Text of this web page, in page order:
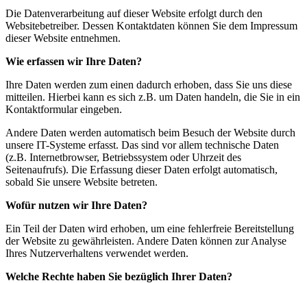
Die Datenverarbeitung auf dieser Website erfolgt durch den
Websitebetreiber. Dessen Kontaktdaten können Sie dem Impressum
dieser Website entnehmen.
Wie erfassen wir Ihre Daten?
Ihre Daten werden zum einen dadurch erhoben, dass Sie uns diese
mitteilen. Hierbei kann es sich z.B. um Daten handeln, die Sie in ein
Kontaktformular eingeben.
Andere Daten werden automatisch beim Besuch der Website durch
unsere IT-Systeme erfasst. Das sind vor allem technische Daten
(z.B. Internetbrowser, Betriebssystem oder Uhrzeit des
Seitenaufrufs). Die Erfassung dieser Daten erfolgt automatisch,
sobald Sie unsere Website betreten.
Wofür nutzen wir Ihre Daten?
Ein Teil der Daten wird erhoben, um eine fehlerfreie Bereitstellung
der Website zu gewährleisten. Andere Daten können zur Analyse
Ihres Nutzerverhaltens verwendet werden.
Welche Rechte haben Sie bezüglich Ihrer Daten?